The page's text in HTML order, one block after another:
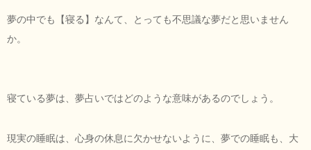
夢の中でも【寝る】なんて、とっても不思議な夢だと思いません
か。
寝ている夢は、夢占いではどのような意味があるのでしょう。
現実の睡眠は、心身の休息に欠かせないように、夢での睡眠も、大